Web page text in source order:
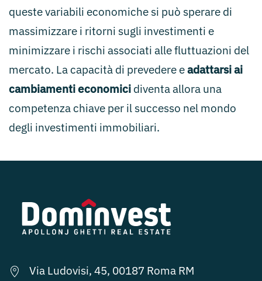
queste variabili economiche si può sperare di
massimizzare i ritorni sugli investimenti e
minimizzare i rischi associati alle fluttuazioni del
mercato. La capacità di prevedere eadattarsi ai
cambiamenti economici diventa allora una
competenza chiave per il successo nel mondo
degli investimenti immobiliari.
Via Ludovisi, 45, 00187 Roma RM